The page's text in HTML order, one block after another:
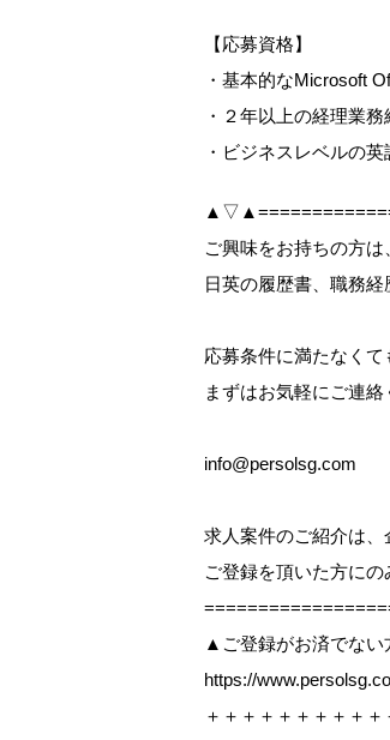
【応募資格】
・基本的なMicrosoft
・２年以上の経理業
・ビジネスレベルの
ご興味をお持ちの方
日英の履歴書、職務経
応募条件に満たなくて
まずはお気軽にご連絡
info@persolsg.com
求人案件のご紹介は、
ご登録を頂いた方にの
▲ご登録がお済でない
https://
＋＋＋＋＋＋＋＋＋